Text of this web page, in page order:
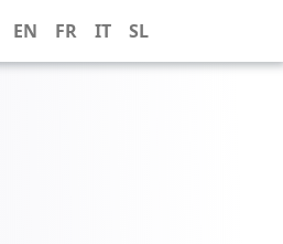
EN FR IT SL